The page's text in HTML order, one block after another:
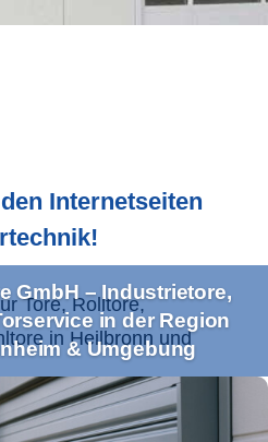
GmbH – Industrietore,
in der Region
& Umgebung
Internetseiten
Tore, Rolltore,
in Heilbronn und